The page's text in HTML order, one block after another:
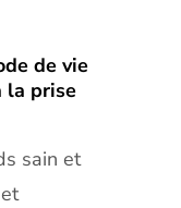
de vie
la prise
sain et